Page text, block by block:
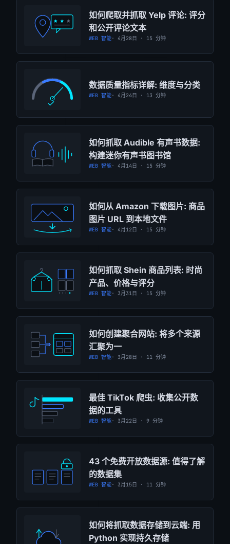
如何爬取并抓取 Yelp 评论: 评分
和公开评论文本
WEB 智能· 4月28日 · 15 分钟
数据质量指标详解: 维度与分类
WEB 智能· 4月24日 · 13 分钟
如何抓取 Audible 有声书数据:
构建迷你有声书图书馆
WEB 智能· 4月14日 · 15 分钟
如何从 Amazon 下载图片: 商品
图片 URL 到本地文件
WEB 智能· 4月12日 · 15 分钟
如何抓取 Shein 商品列表: 时尚
产品、价格与评分
WEB 智能· 3月31日 · 15 分钟
如何创建聚合网站: 将多个来源
汇聚为一
WEB 智能· 3月28日 · 11 分钟
最佳 TikTok 爬虫: 收集公开数
据的工具
WEB 智能· 3月22日 · 9 分钟
43 个免费开放数据源: 值得了解
的数据集
WEB 智能· 3月15日 · 11 分钟
如何将抓取数据存储到云端: 用
Python 实现持久存储